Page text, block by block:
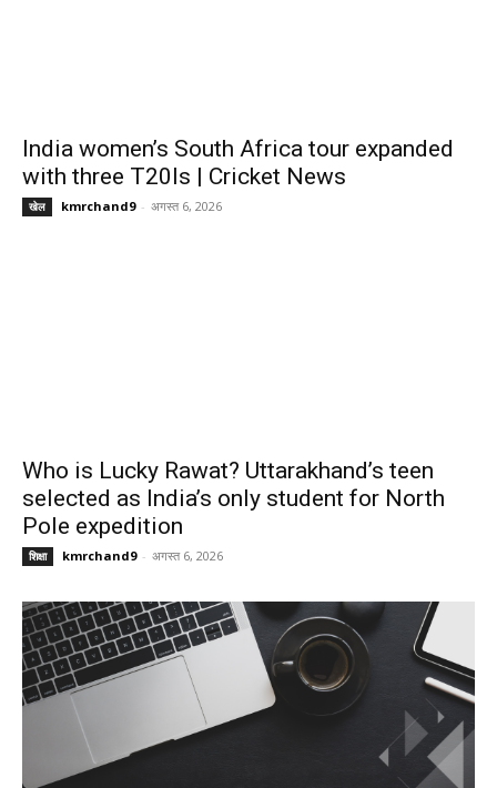
India women’s South Africa tour expanded
with three T20Is | Cricket News
खेल kmrchand9 - अगस्त 6, 2026
Who is Lucky Rawat? Uttarakhand’s teen
selected as India’s only student for North
Pole expedition
शिक्षा kmrchand9 - अगस्त 6, 2026